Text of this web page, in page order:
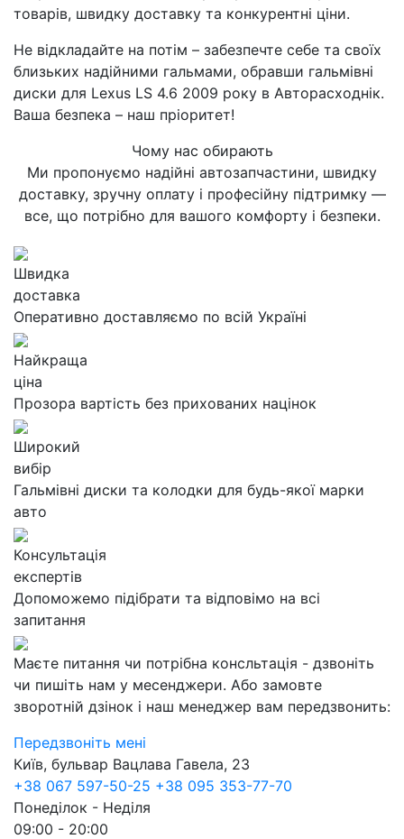
товарів, швидку доставку та конкурентні ціни.
Не відкладайте на потім – забезпечте себе та своїх
близьких надійними гальмами, обравши гальмівні
диски для Lexus LS 4.6 2009 року в Авторасходнік.
Ваша безпека – наш пріоритет!
Чому нас обирають
Ми пропонуємо надійні автозапчастини, швидку
доставку, зручну оплату і професійну підтримку —
все, що потрібно для вашого комфорту і безпеки.
Швидка
доставка
Оперативно доставляємо по всій Україні
Найкраща
ціна
Прозора вартість без прихованих націнок
Широкий
вибір
Гальмівні диски та колодки для будь-якої марки
авто
Консультація
експертів
Допоможемо підібрати та відповімо на всі
запитання
Маєте питання чи потрібна консльтація - дзвоніть
чи пишіть нам у месенджери. Або замовте
зворотній дзінок і наш менеджер вам передзвонить:
Передзвоніть мені
Київ, бульвар Вацлава Гавела, 23
+38 067 597-50-25 +38 095 353-77-70
Понеділок - Неділя
09:00 - 20:00